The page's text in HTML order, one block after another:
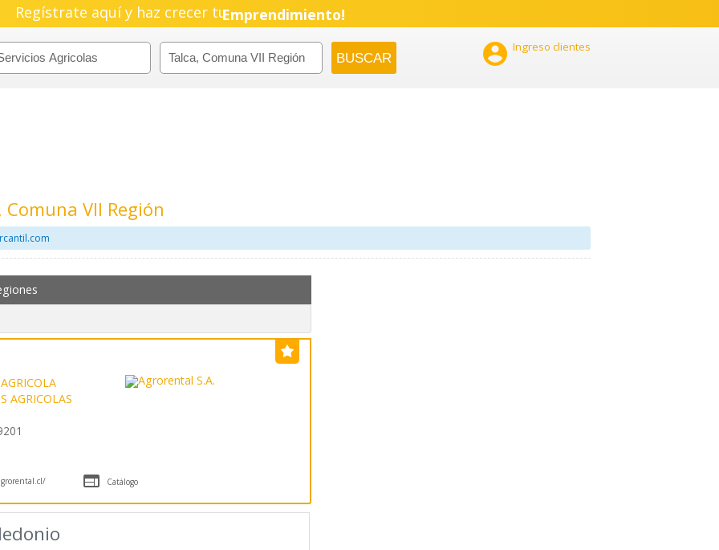
Regístrate aquí y haz crecer tuPyme!
Emprendimiento!
 Ingreso clientes
VII Región
AGRICOLAS
 Catálogo